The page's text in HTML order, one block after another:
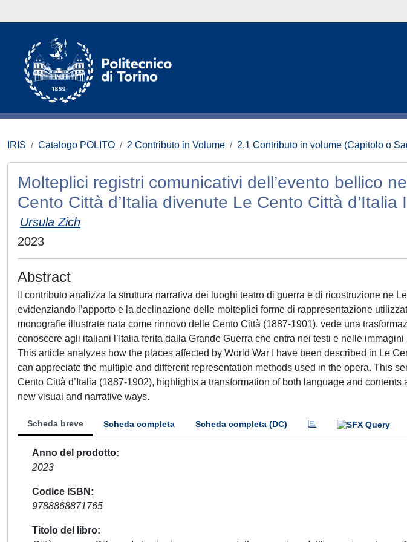
IRIS Catalogo POLITO 2 Contributo in Volume 2.1 Contributo in volume (Capitolo o
Molteplici registri comunicativi dell’evento bellico
Cento Città d’Italia divenute Le Cento Città d’Italia
Ursula Zich
2023
Abstract
Il contributo analizza la struttura narrativa dei luoghi teatro di guerra e di ricostruzione ne
evidenziando l’apporto e la declinazione delle molteplici forme di rappresentazione
monografie illustrate nata come rinnovo delle Cento Città (1887-1901), vede una
conoscere agli italiani l’Italia ferita dalla Grande Guerra che entra nei testi e nelle
This article analyzes how the places affected by World War I have been described in Le
can appreciate the multiple and different representation methods used in the opera. This
Cento Città d’Italia (1887-1902), highlights a transformation of both language and
new visual and narrative ways.
Scheda breve Scheda completa Scheda completa (DC)
Anno del prodotto
2023
Codice ISBN
9788868871765
Titolo del libro